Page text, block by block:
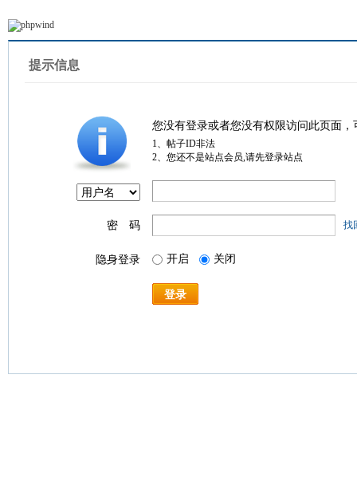
提示信息
您没有登录或者您没有权限访问此页面
1、帖子ID非法
2、您还不是站点会员,请先登录站点
密 码 找
隐身登录 开启 关闭
登录